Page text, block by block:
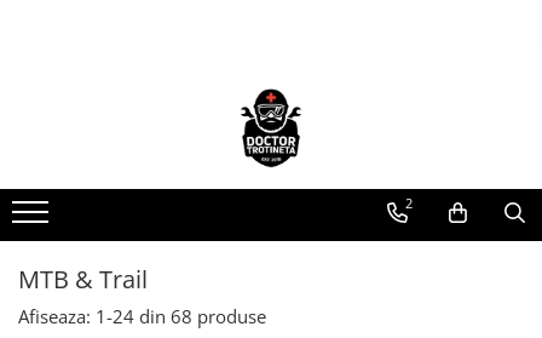
Piese de schimb
https://www.doctortrotineta.ro/electrica
Display
Controller
2
MTB & Trail
Afiseaza: 1-24 din 68 produse